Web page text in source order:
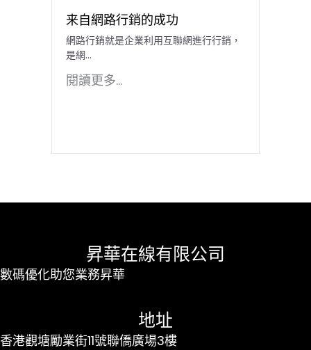
来自網路行銷的成功
網路行銷就是企業利用互聯網進行行銷，
是網...
閱讀更多...
昇華在線有限公司
數碼優化助您業務昇華
地址
香港觀塘勵業街11號聯僑廣場3樓